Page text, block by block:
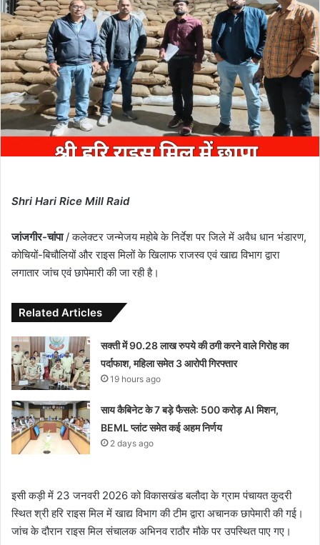
Shri Hari Rice Mill Raid
जांजगीर-चांपा/ कलेक्टर जन्मेजय महोबे के निर्देश पर जिले में अवैध धान भंडारण,
कोचियों-बिचौलियों और राइस मिलों के खिलाफ राजस्व एवं खाद्य विभाग द्वारा
लगातार जांच एवं छापेमारी की जा रही है।
Related Articles
सक्ती में 90.28 लाख रुपये की ठगी करने वाले गिरोह का
पर्दाफाश, महिला समेत 3 आरोपी गिरफ्तार
19 hours ago
साय कैबिनेट के 7 बड़े फैसले: 500 करोड़ AI मिशन,
BEML प्लांट समेत कई अहम निर्णय
2 days ago
इसी कड़ी में 23 जनवरी 2026 को विकासखंड बलौदा के ग्राम पंचायत कुदरी
स्थित श्री हरि राइस मिल में खाद्य विभाग की टीम द्वारा अचानक छापेमारी की गई।
जांच के दौरान राइस मिल संचालक अभिनव राठौर मौके पर उपस्थित पाए गए।